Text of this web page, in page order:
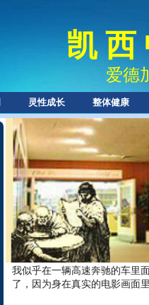
灵性成长 整体健康
凯 西
爱德
数年前我躺在床上做第三眼冥
开始震动，然后的感觉就是离
我能看到面前有画面，就像电
我似乎在一辆高速奔驰的车里
了，因为身在真实的电影画面